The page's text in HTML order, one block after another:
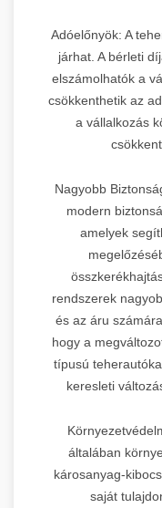
Adóelőnyök: A
járhat. A bérleti
elszámolhatók a
csökkenthetik az
a vállalkozás
Nagyobb
modern
amelyek
rendszerek
és az áru
hogy a
típusú
keresleti
általában
károsanyag-
saját